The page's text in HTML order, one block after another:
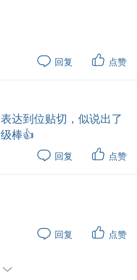
们从昨日几百公里
来。早上七点半，就
驶去，哪知途中走错了
。
，一打听，方知去古
式。去路的左边，有
的在河谷中流淌。很难
有这么一条河流，滋润
回复 点赞
达到位贴切，似说出了
棒👍
回复 点赞
回复 点赞